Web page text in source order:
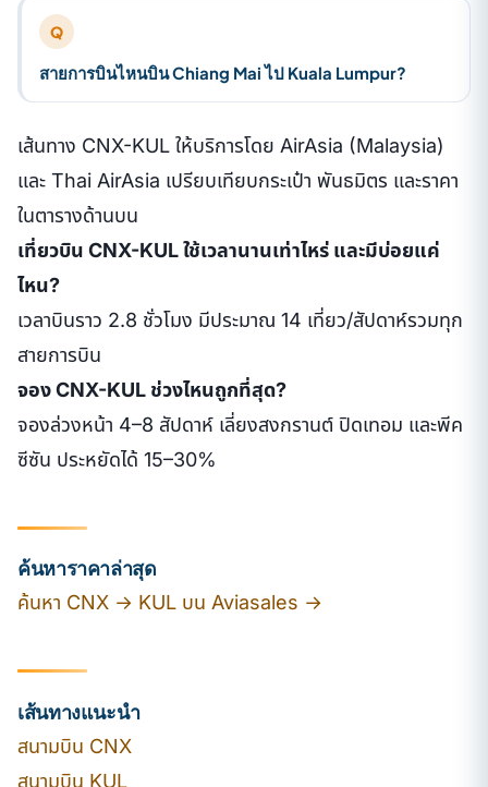
Q
สายการบินไหนบิน Chiang Mai ไป Kuala Lumpur?
เส้นทาง CNX-KUL ให้บริการโดย AirAsia (Malaysia)
และ Thai AirAsia เปรียบเทียบกระเป๋า พันธมิตร และราคา
ในตารางด้านบน
เที่ยวบิน CNX-KUL ใช้เวลานานเท่าไหร่ และมีบ่อยแค่
ไหน?
เวลาบินราว 2.8 ชั่วโมง มีประมาณ 14 เที่ยว/สัปดาห์รวมทุก
สายการบิน
จอง CNX-KUL ช่วงไหนถูกที่สุด?
จองล่วงหน้า 4–8 สัปดาห์ เลี่ยงสงกรานต์ ปิดเทอม และพีค
ซีซัน ประหยัดได้ 15–30%
ค้นหาราคาล่าสุด
ค้นหา CNX → KUL บน Aviasales →
เส้นทางแนะนำ
สนามบิน CNX
สนามบิน KUL